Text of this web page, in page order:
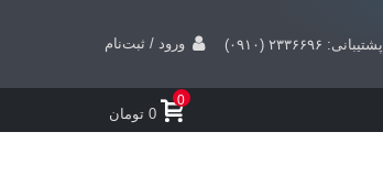
پشتیبانی: ۲۳۳۶۶۹۶ (۰۹۱۰) ورود / ثبت‌نام
0
0 تومان